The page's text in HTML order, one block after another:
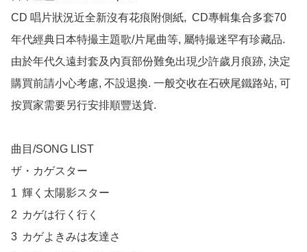
CD 唱片狀況近全新沒有花痕附側紙,  CD專輯集合多套70
年代經典日本特撮主題歌/片尾曲等, 屬特撮迷罕有珍藏品.
由於年代久遠封套及內頁部份難免出現少許歲月痕跡, 決定
購買前請小心考慮, 不設退換. 一般交收在石硤尾鐵路站, 可
按買家需要另行安排順豐送貨.
曲目/SONG LIST
ザ・カゲスター
1	輝く太陽影スター
2	カゲは行く行く
3	カゲよきみは友達さ